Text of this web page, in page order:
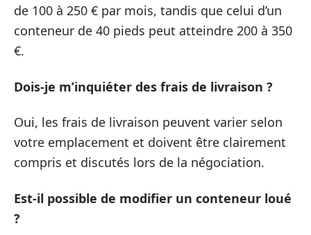
de 100 à 250 € par mois, tandis que celui d’un
conteneur de 40 pieds peut atteindre 200 à 350
€.
Dois-je m’inquiéter des frais de livraison ?
Oui, les frais de livraison peuvent varier selon
votre emplacement et doivent être clairement
compris et discutés lors de la négociation.
Est-il possible de modifier un conteneur loué
?